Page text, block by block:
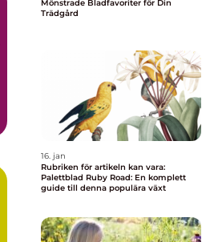
Mönstrade Bladfavoriter för Din
Trädgård
16. jan
Rubriken för artikeln kan vara:
Palettblad Ruby Road: En komplett
guide till denna populära växt